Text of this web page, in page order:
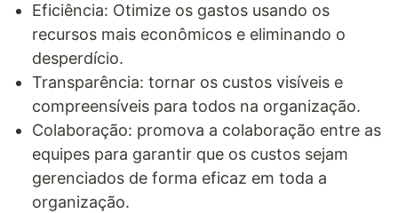
Eficiência: Otimize os gastos usando os
recursos mais econômicos e eliminando o
desperdício.
Transparência: tornar os custos visíveis e
compreensíveis para todos na organização.
Colaboração: promova a colaboração entre as
equipes para garantir que os custos sejam
gerenciados de forma eficaz em toda a
organização.